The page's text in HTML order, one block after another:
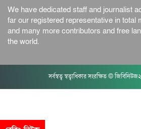
We have dedicated staff and journalist
far our registered representative in total
and many more contributors and free
the world.
সর্বস্বত্ব স্বত্বাধিকার সংরক্ষিত ©